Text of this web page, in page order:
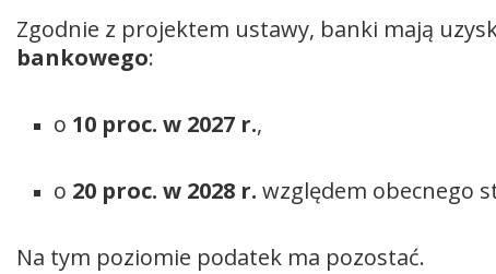
Zgodnie z projektem ustawy, banki mają
bankowego:
o 10 proc. w 2027 r.,
o 20 proc. w 2028 r. względem obecnego
Na tym poziomie podatek ma pozostać.